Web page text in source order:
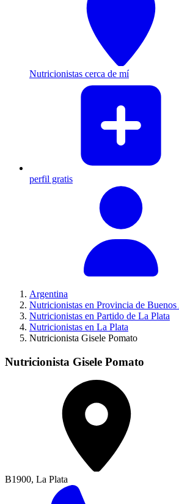
Nutricionistas cerca de mí
perfil gratis
Argentina
Nutricionistas en Provincia de Buenos
Nutricionistas en Partido de La Plata
Nutricionistas en La Plata
Nutricionista Gisele Pomato
Nutricionista Gisele Pomato
B1900, La Plata